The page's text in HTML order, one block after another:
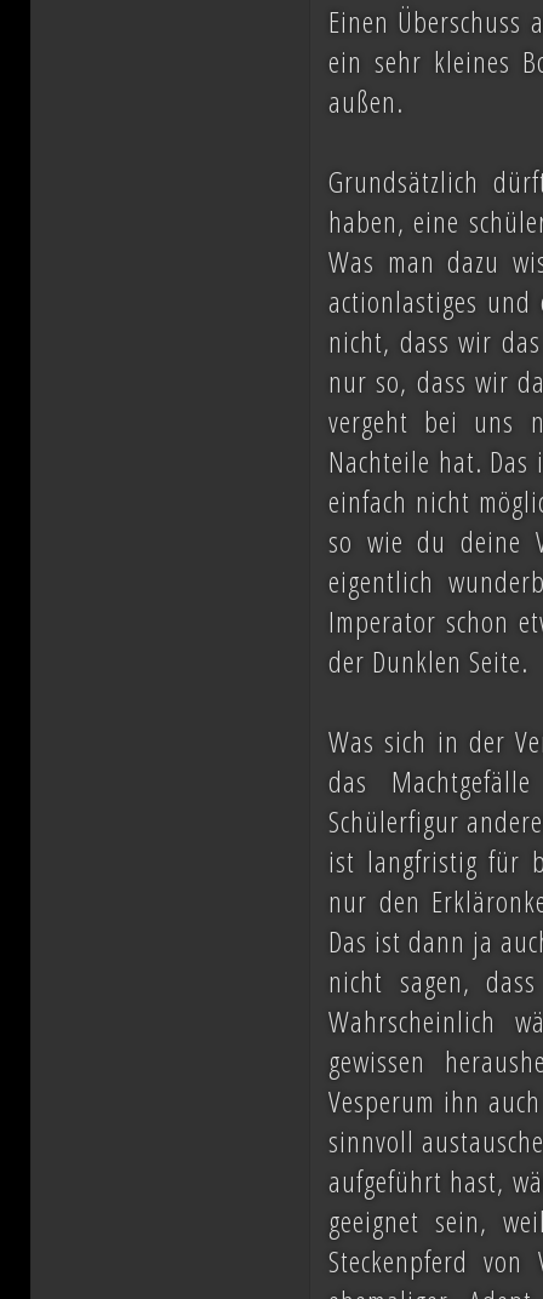
Einen
ein sehr kleines
außen.
Grundsätzlich
haben, eine
Was man dazu
actionlastiges
nicht, dass wir
nur so, dass wir
vergeht bei uns
Nachteile hat.
einfach nicht
so wie du deine
eigentlich
Imperator schon
der Dunklen Seite.
Was sich in der
das
Schülerfigur
ist langfristig für
nur den
Das ist dann ja
nicht sagen,
Wahrscheinlich
gewissen
Vesperum ihn
sinnvoll
aufgeführt hast,
geeignet sein,
Steckenpferd